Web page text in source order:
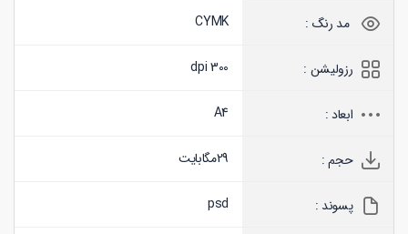
مد رنگ : CYMK
رزولیشن : 300 dpi
ابعاد : A4
حجم : 29مگابایت
پسوند : psd